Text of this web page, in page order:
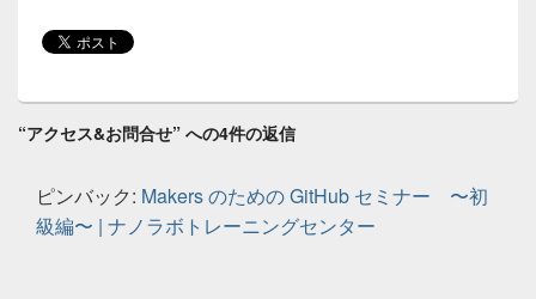
“アクセス&お問合せ” への4件の返信
ピンバック: Makers のための GitHub セミナー 〜初
級編〜 | ナノラボトレーニングセンター